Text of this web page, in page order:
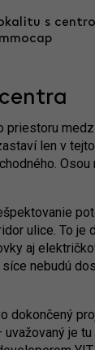
s
priestoru
len v
Osou
ulice. To je
aj
nebudú
dokončený
je